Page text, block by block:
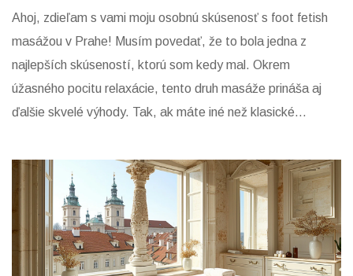
Ahoj, zdieľam s vami moju osobnú skúsenosť s foot fetish
masážou v Prahe! Musím povedať, že to bola jedna z
najlepších skúseností, ktorú som kedy mal. Okrem
úžasného pocitu relaxácie, tento druh masáže prináša aj
ďalšie skvelé výhody. Tak, ak máte iné než klasické
Obzvlášť v Prahe nájdete naozaj skvelé salóny, kde sa
budete cítiť vítaní.